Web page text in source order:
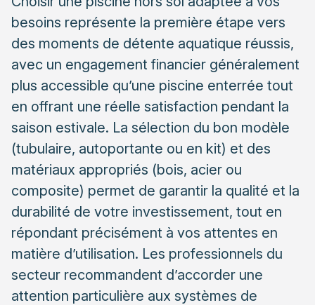
besoins représente la première étape vers
des moments de détente aquatique réussis,
avec un engagement financier généralement
plus accessible qu’une piscine enterrée tout
en offrant une réelle satisfaction pendant la
saison estivale. La sélection du bon modèle
(tubulaire, autoportante ou en kit) et des
matériaux appropriés (bois, acier ou
composite) permet de garantir la qualité et la
durabilité de votre investissement, tout en
répondant précisément à vos attentes en
matière d’utilisation. Les professionnels du
secteur recommandent d’accorder une
attention particulière aux systèmes de
Grandes surfaces de bricolage et achats en ligne
: points d’attention
Les critères déterminants pour un achat réussi
Dimensions, forme et profondeur : adapter votre
piscine à votre espace
Système de filtration et équipements
complémentaires : ne rien négliger
Préparer l’installation de votre piscine hors sol
Aménagement du terrain : les étapes
indispensables
Quand faire appel à un professionnel pour
L’entretien régulier de votre piscine hors sol